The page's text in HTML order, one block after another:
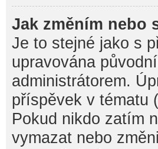
Jak změním nebo
Je to stejné jako s
upravována
administrátorem.
příspěvek v tématu
Pokud nikdo zatím
vymazat nebo